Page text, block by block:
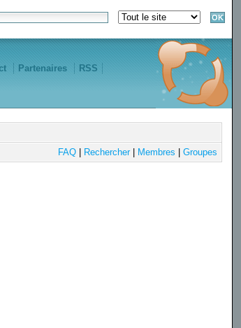
Partenaires RSS
FAQ| Rechercher| Membres Groupes